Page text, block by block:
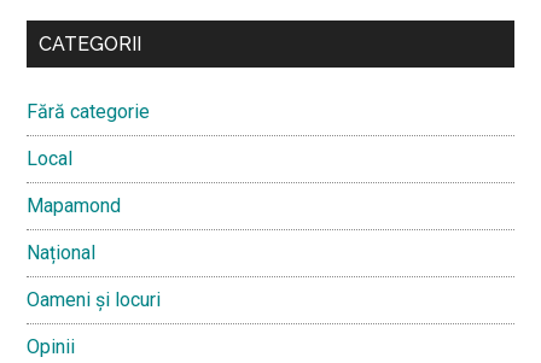
CATEGORII
Fără categorie
Local
Mapamond
Național
Oameni și locuri
Opinii